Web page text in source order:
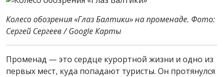
Колесо обозрения «Глаз Балтики» на променаде. Фото:
Сергей Сергеев / Google Карты
Променад — это сердце курортной жизни и одно из
первых мест, куда попадают туристы. Он протянулся